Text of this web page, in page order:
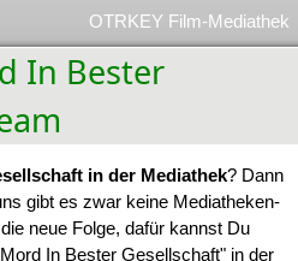
OTRKEY Film-Mediathek
In Bester
in der Mediathek? Dann
gibt es zwar keine Mediatheken-
neue Folge, dafür kannst Du
In Bester Gesellschaft" in der